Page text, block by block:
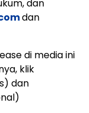
dan
dan
di media ini
klik
dan